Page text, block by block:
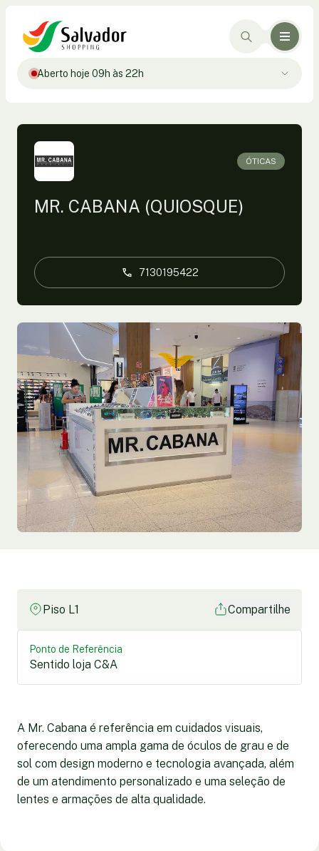
Aberto hoje 09h às 22h
ÓTICAS
MR. CABANA (QUIOSQUE)
7130195422
Piso L1 Compartilhe
Ponto de Referência
Sentido loja C&A
A Mr. Cabana é referência em cuidados visuais,
oferecendo uma ampla gama de óculos de grau e de
sol com design moderno e tecnologia avançada, além
de um atendimento personalizado e uma seleção de
lentes e armações de alta qualidade.